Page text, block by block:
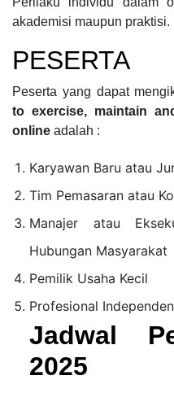
akademisi maupun praktisi.
PESERTA
Peserta yang dapat
to exercise, maintain
online adalah :
Karyawan Baru atau
Tim Pemasaran atau
Manajer atau
Hubungan Masyarakat
Pemilik Usaha Kecil
Profesional Independen
Jadwal
2025